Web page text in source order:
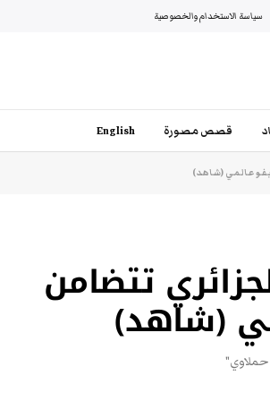
سياسة الاستخدام والخصوصية
قصص مصورة English
عالمي (شاهد)
تتضامن
(شاهد)
حملاوي"